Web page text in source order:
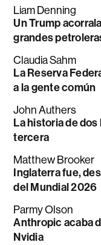
Liam Denning
Un Trump
grandes
Claudia Sahm
La Reserva
a la gente común
John Authers
La historia de
tercera
Matthew Brooker
Inglaterra fue,
del Mundial 2026
Parmy Olson
Anthropic acaba
Nvidia